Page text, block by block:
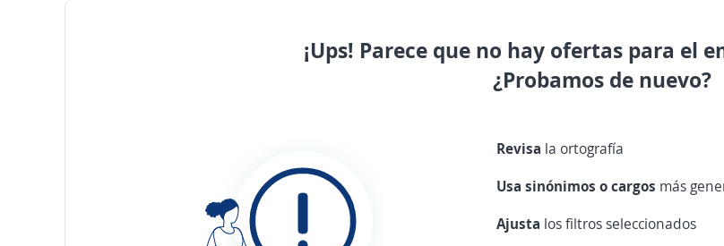
¡Ups! Parece que no hay ofertas para el
¿Probamos de nuevo?
Revisa la ortografía
Usa sinónimos o cargos más
Ajusta los filtros seleccionados